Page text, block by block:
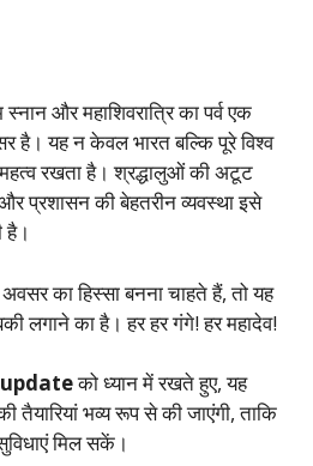
और महाशिवरात्रि का पर्व एक
है। यह न केवल भारत बल्कि पूरे विश्व
रखता है। श्रद्धालुओं की अटूट
प्रशासन की बेहतरीन व्यवस्था इसे
है।
का हिस्सा बनना चाहते हैं, तो यह
लगाने का है। हर हर गंगे! हर महादेव!
को ध्यान में रखते हुए, यह
भव्य रूप से की जाएंगी, ताकि
मिल सकें।